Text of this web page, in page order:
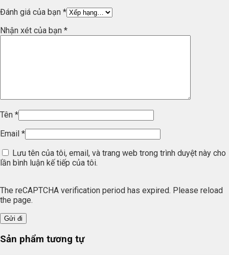
Đánh giá của bạn *
Nhận xét của bạn *
Tên *
Email *
Lưu tên của tôi, email, và trang web trong trình duyệt này cho
lần bình luận kế tiếp của tôi.
The reCAPTCHA verification period has expired. Please reload
the page.
Sản phẩm tương tự